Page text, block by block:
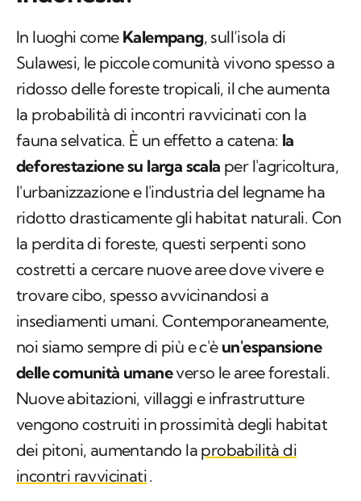
In luoghi come Kalempang, sull’isola di
Sulawesi, le piccole comunità vivono spesso a
ridosso delle foreste tropicali, il che aumenta
la probabilità di incontri ravvicinati con la
fauna selvatica. È un effetto a catena: la
deforestazione su larga scala per l'agricoltura,
l'urbanizzazione e l'industria del legname ha
ridotto drasticamente gli habitat naturali. Con
la perdita di foreste, questi serpenti sono
costretti a cercare nuove aree dove vivere e
trovare cibo, spesso avvicinandosi a
insediamenti umani. Contemporaneamente,
noi siamo sempre di più e c'èun'espansione
delle comunità umaneverso le aree forestali.
Nuove abitazioni, villaggi e infrastrutture
vengono costruiti in prossimità degli habitat
dei pitoni, aumentando la probabilità di
incontri ravvicinati.